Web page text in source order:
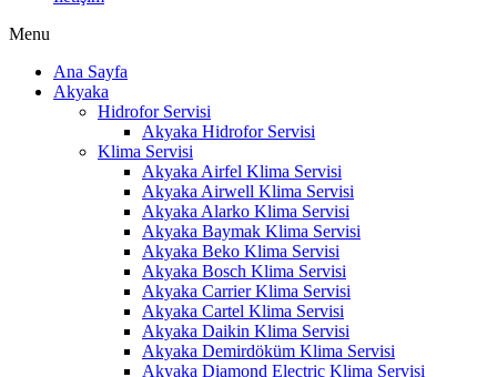
Menu
Ana Sayfa
Akyaka
Hidrofor Servisi
Akyaka Hidrofor Servisi
Klima Servisi
Akyaka Airfel Klima Servisi
Akyaka Airwell Klima Servisi
Akyaka Alarko Klima Servisi
Akyaka Baymak Klima Servisi
Akyaka Beko Klima Servisi
Akyaka Bosch Klima Servisi
Akyaka Carrier Klima Servisi
Akyaka Cartel Klima Servisi
Akyaka Daikin Klima Servisi
Akyaka Demirdöküm Klima Servisi
Akyaka Diamond Electric Klima Servisi